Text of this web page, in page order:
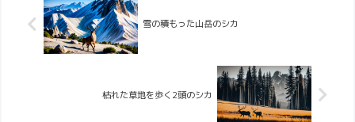
雪の積もった山岳のシカ
枯れた草地を歩く2頭のシカ